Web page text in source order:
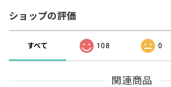
ショップの評価
すべて 108 0
関連商品